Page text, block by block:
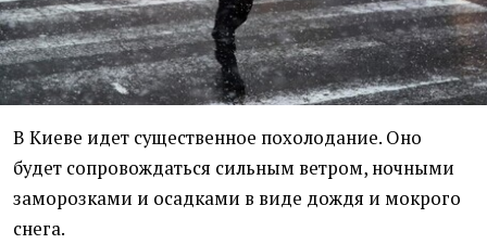
В Киеве идет существенное похолодание. Оно
будет сопровождаться сильным ветром, ночными
заморозками и осадками в виде дождя и мокрого
снега.